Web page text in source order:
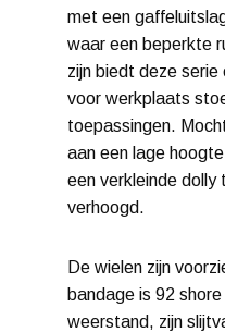
met een
waar een beperkte
zijn biedt deze
voor werkplaats
toepassingen.
aan een lage
een verkleinde
verhoogd.
De wielen zijn
bandage is 92
weerstand, zijn